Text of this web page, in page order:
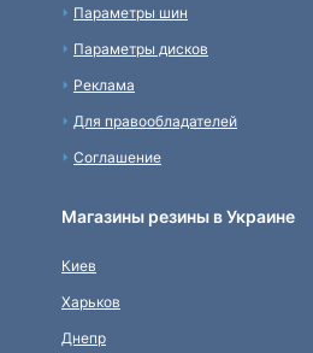
Параметры шин
Параметры дисков
Реклама
Для правообладателей
Соглашение
Магазины резины в Украине
Киев
Харьков
Днепр